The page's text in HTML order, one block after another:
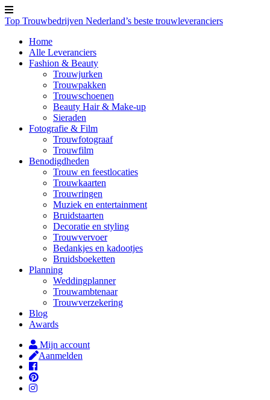
Top Trouwbedrijven Nederland’s beste trouwleveranciers
Home
Alle Leveranciers
Fashion & Beauty
Trouwjurken
Trouwpakken
Trouwschoenen
Beauty Hair & Make-up
Sieraden
Fotografie & Film
Trouwfotograaf
Trouwfilm
Benodigdheden
Trouw en feestlocaties
Trouwkaarten
Trouwringen
Muziek en entertainment
Bruidstaarten
Decoratie en styling
Trouwvervoer
Bedankjes en kadootjes
Bruidsboeketten
Planning
Weddingplanner
Trouwambtenaar
Trouwverzekering
Blog
Awards
Mijn account
Aanmelden